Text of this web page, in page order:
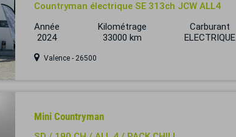
Countryman électrique SE 313ch JCW ALL4
Année
2024
Kilométrage
33000 km
Carburant
ELECTRIQUE
Valence - 26500
Mini Countryman